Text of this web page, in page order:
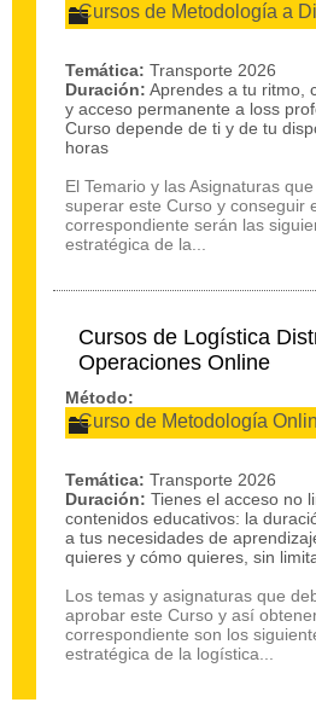
Cursos de Metodología a
Temática: Transporte 2026
Duración: Aprendes a tu ritmo,
y acceso permanente a loss
Curso depende de ti y de tu
horas
El Temario y las Asignaturas
superar este Curso y conseguir
correspondiente serán las
estratégica de la...
Cursos de Logística
Operaciones Online
Método:
Curso de Metodología
Temática: Transporte 2026
Duración: Tienes el acceso no
contenidos educativos: la
a tus necesidades de
quieres y cómo quieres, sin
Los temas y asignaturas que
aprobar este Curso y así
correspondiente son los
estratégica de la logística...